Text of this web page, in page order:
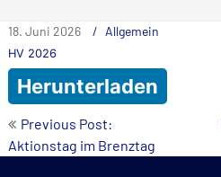
18. Juni 2026 Allgemein
HV 2026
Herunterladen
Beitrags-
Navigation
Previous Post:
Aktionstag im Brenztag